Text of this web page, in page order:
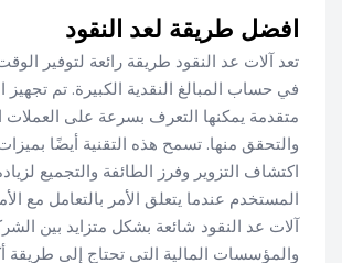
افضل طريقة لعد النقود
تعد آلات عد النقود طريقة رائعة لتوفير
في حساب المبالغ النقدية الكبيرة. تم تجهيز
متقدمة يمكنها التعرف بسرعة على العملات
والتحقق منها. تسمح هذه التقنية أيضًا
اكتشاف التزوير وفرز الطائفة والتجميع
المستخدم عندما يتعلق الأمر بالتعامل مع
آلات عد النقود شائعة بشكل متزايد بين
والمؤسسات المالية التي تحتاج إلى طريقة